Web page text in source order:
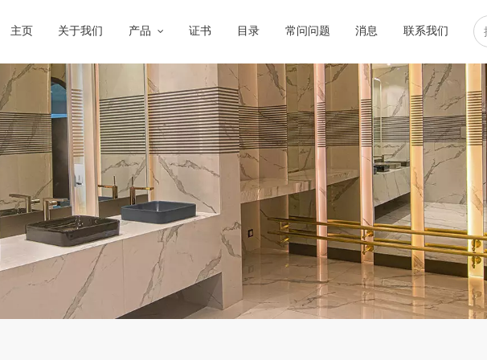
主页 关于我们 产品 证书 目录 常问问题 消息 联系我们